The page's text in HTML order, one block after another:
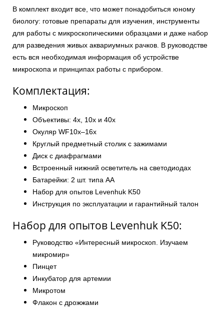
В комплект входит все, что может понадобиться юному
биологу: готовые препараты для изучения, инструменты
для работы с микроскопическими образцами и даже набор
для разведения живых аквариумных рачков. В руководстве
есть вся необходимая информация об устройстве
микроскопа и принципах работы с прибором.
Комплектация:
Микроскоп
Объективы: 4х, 10х и 40х
Окуляр WF10x–16x
Круглый предметный столик с зажимами
Диск с диафрагмами
Встроенный нижний осветитель на светодиодах
Батарейки: 2 шт. типа АА
Набор для опытов Levenhuk K50
Инструкция по эксплуатации и гарантийный талон
Набор для опытов Levenhuk K50:
Руководство «Интересный микроскоп. Изучаем
микромир»
Пинцет
Инкубатор для артемии
Микротом
Флакон с дрожжами